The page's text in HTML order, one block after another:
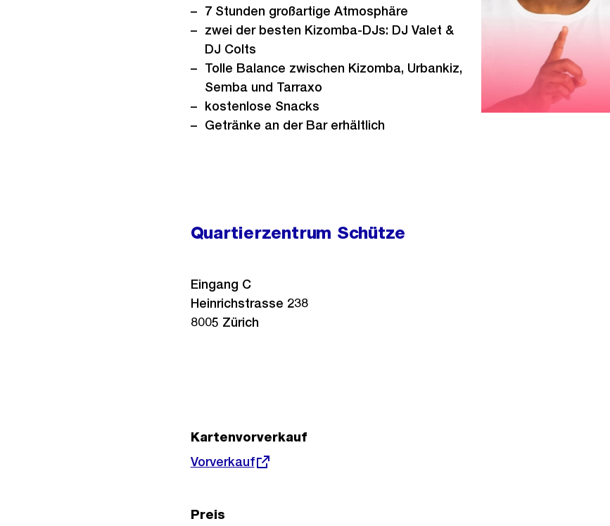
7 Stunden großartige Atmosphäre
zwei der besten Kizomba-DJs: DJ Valet &
DJ Colts
Tolle Balance zwischen Kizomba, Urbankiz,
Semba und Tarraxo
kostenlose Snacks
Getränke an der Bar erhältlich
Quartierzentrum Schütze
Eingang C
Heinrichstrasse 238
8005 Zürich
Kartenvorverkauf
Externer
Link:
Vorverkauf
Preis